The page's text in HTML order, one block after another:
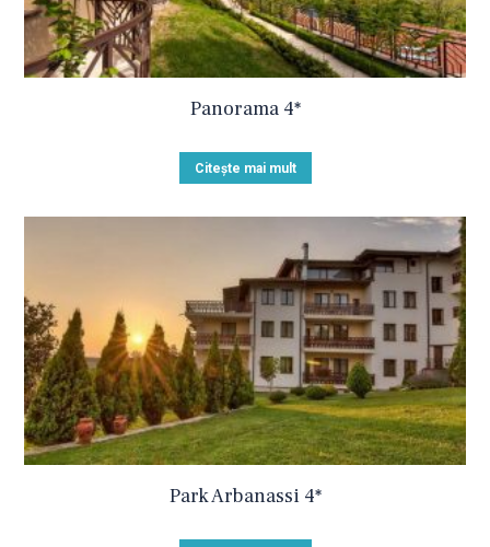
Panorama 4*
Citește mai mult
Park Arbanassi 4*